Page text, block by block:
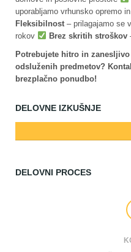
uporabljamo vrhunsko opremo
Fleksibilnost– prilagajamo se
rokov
Brez skritih stroškov
Potrebujete hitro in
odsluženih predmetov?
brezplačno ponudbo!
DELOVNE IZKUŠNJE
DELOVNI PROCES